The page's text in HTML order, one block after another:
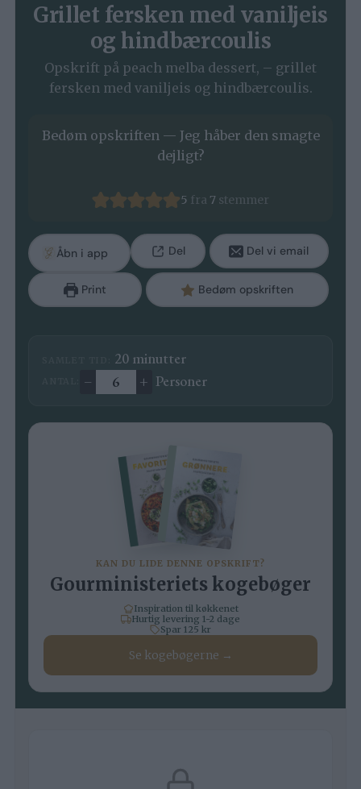
Grillet fersken med vaniljeis
og hindbærcoulis
Opskrift på peach melba dessert, – grillet
fersken med vaniljeis og hindbærcoulis.
Bedøm opskriften — Jeg håber den smagte
dejligt?
5 fra 7 stemmer
Åbn i app Del Del vi email
Print Bedøm opskriften
20minutter
minutter
Ændre antal
– + Personer
KAN DU LIDE DENNE OPSKRIFT?
Gourministeriets kogebøger
Inspiration til køkkenet
Hurtig levering 1-2 dage
Spar 125 kr
Se kogebøgerne →